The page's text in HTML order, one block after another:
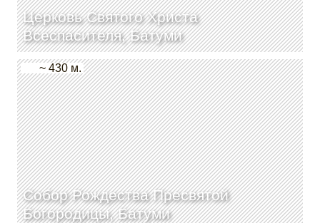
Церковь Святого Христа
Всеспасителя, Батуми
Собор Рождества Пресвятой
Богородицы, Батуми
~ 430 м.